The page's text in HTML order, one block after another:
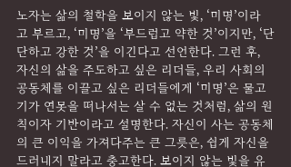
노자는 삶의 철학을 보이지 않는 빛, ‘미명’이라
고 부르고, ‘미명’을 ‘부드럽고 약한 것’이지만, ‘단
단하고 강한 것’을 이긴다고 선언한다. 그런 후,
자신의 삶을 주도하고 싶은 리더들, 우리 사회의
공동체를 이끌고 싶은 리더들에게 ‘미명’은 물고
기가 연못을 떠나서는 살 수 없는 것처럼, 삶의 원
칙이자 기반이라고 설명한다. 자신이 사는 공동체
의 큰 이익을 가져다주는 큰 그릇은, 쉽게 자신을
드러내지 말라고 충고한다. 보이지 않는 빛을 유